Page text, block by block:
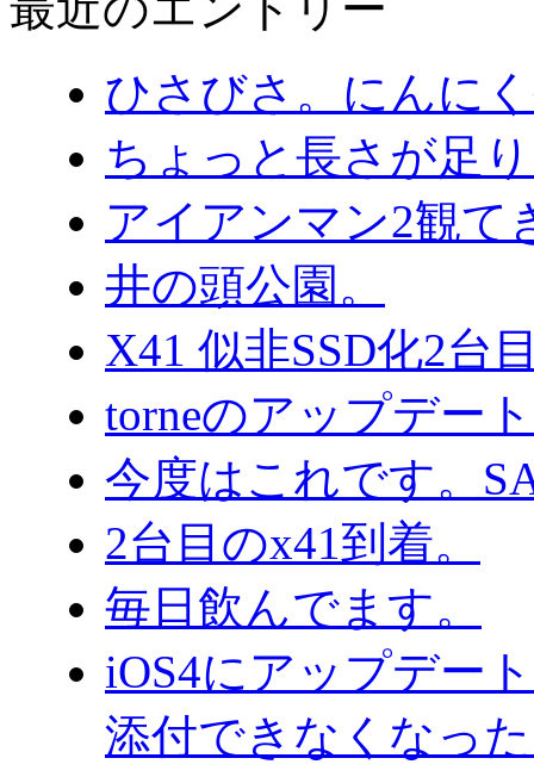
ひさびさ。にんに
ちょっと長さが足
アイアンマン2観て
井の頭公園。
X41 似非SSD化2台
torneのアップデー
今度はこれです。
2台目のx41到着。
毎日飲んでます。
iOS4にアップデー
添付できなくなっ